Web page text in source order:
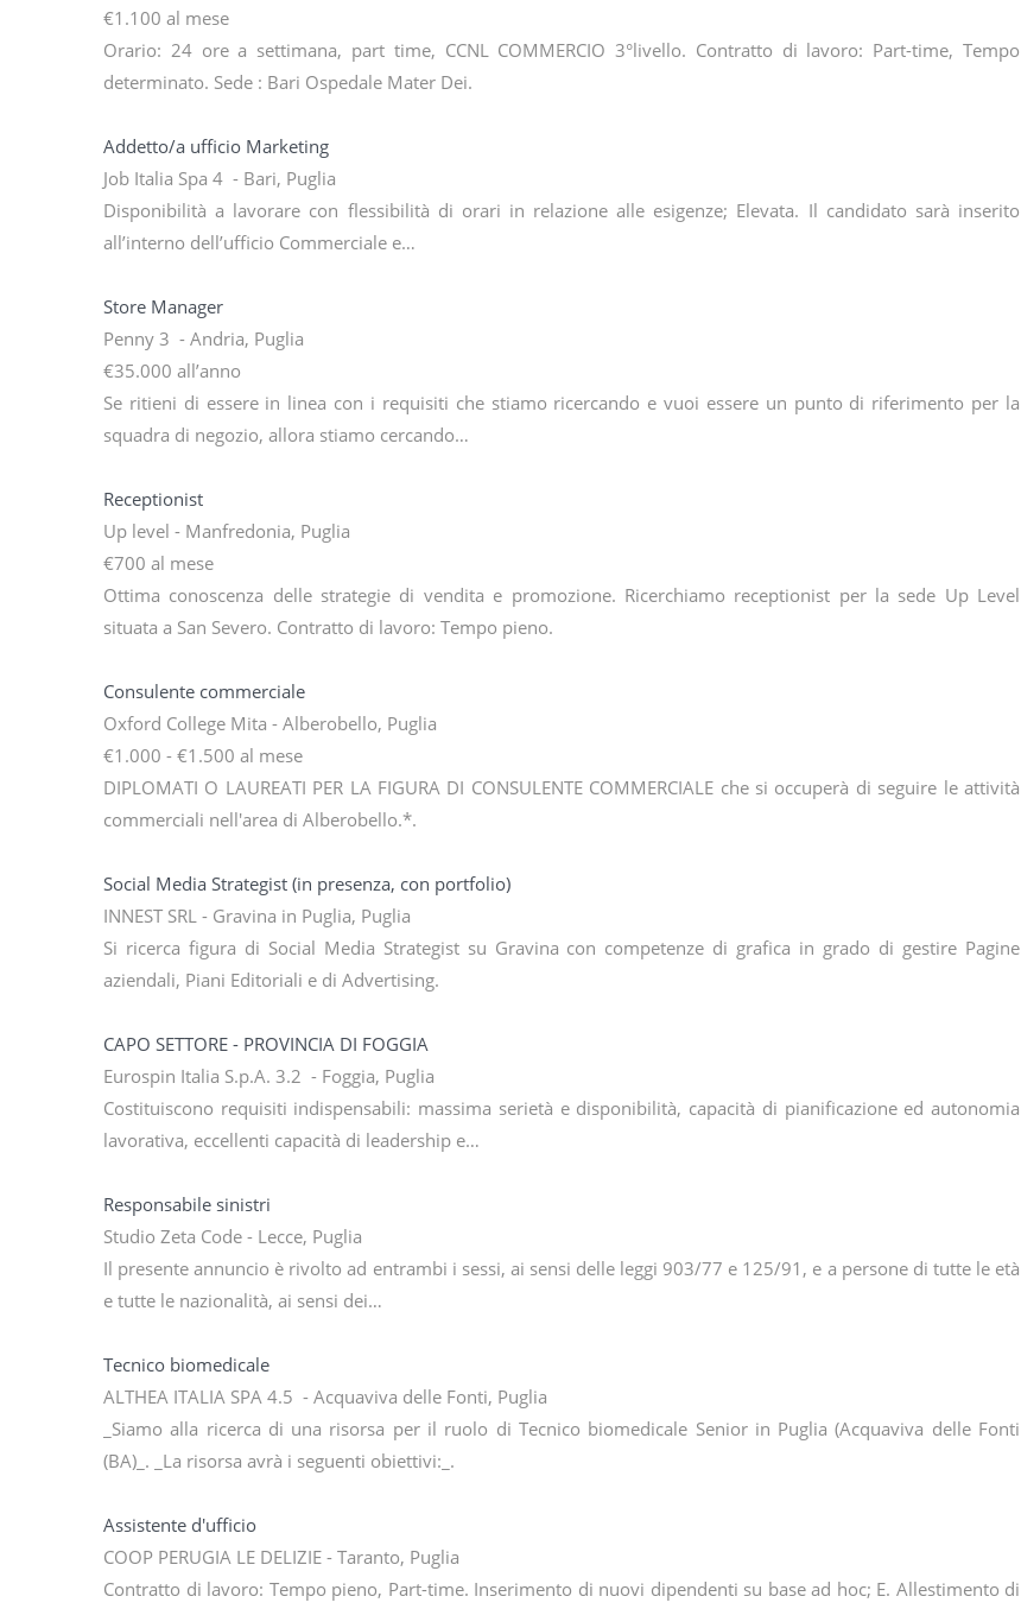
€1.100 al mese
Orario: 24 ore a settimana, part time, CCNL COMMERCIO 3°livello. Contratto di lavoro: Part-time, Tempo
determinato. Sede : Bari Ospedale Mater Dei.
Addetto/a ufficio Marketing
Job Italia Spa 4 - Bari, Puglia
Disponibilità a lavorare con flessibilità di orari in relazione alle esigenze; Elevata. Il candidato sarà inserito
all’interno dell’ufficio Commerciale e…
Store Manager
Penny 3 - Andria, Puglia
€35.000 all’anno
Se ritieni di essere in linea con i requisiti che stiamo ricercando e vuoi essere un punto di riferimento per la
squadra di negozio, allora stiamo cercando…
Receptionist
Up level - Manfredonia, Puglia
€700 al mese
Ottima conoscenza delle strategie di vendita e promozione. Ricerchiamo receptionist per la sede Up Level
situata a San Severo. Contratto di lavoro: Tempo pieno.
Consulente commerciale
Oxford College Mita - Alberobello, Puglia
€1.000 - €1.500 al mese
DIPLOMATI O LAUREATI PER LA FIGURA DI CONSULENTE COMMERCIALE che si occuperà di seguire le attività
commerciali nell'area di Alberobello.*.
Social Media Strategist (in presenza, con portfolio)
INNEST SRL - Gravina in Puglia, Puglia
Si ricerca figura di Social Media Strategist su Gravina con competenze di grafica in grado di gestire Pagine
aziendali, Piani Editoriali e di Advertising.
CAPO SETTORE - PROVINCIA DI FOGGIA
Eurospin Italia S.p.A. 3.2 - Foggia, Puglia
Costituiscono requisiti indispensabili: massima serietà e disponibilità, capacità di pianificazione ed autonomia
lavorativa, eccellenti capacità di leadership e…
Responsabile sinistri
Studio Zeta Code - Lecce, Puglia
Il presente annuncio è rivolto ad entrambi i sessi, ai sensi delle leggi 903/77 e 125/91, e a persone di tutte le età
e tutte le nazionalità, ai sensi dei…
Tecnico biomedicale
ALTHEA ITALIA SPA 4.5 - Acquaviva delle Fonti, Puglia
_Siamo alla ricerca di una risorsa per il ruolo di Tecnico biomedicale Senior in Puglia (Acquaviva delle Fonti
(BA)_. _La risorsa avrà i seguenti obiettivi:_.
Assistente d'ufficio
COOP PERUGIA LE DELIZIE - Taranto, Puglia
Contratto di lavoro: Tempo pieno, Part-time. Inserimento di nuovi dipendenti su base ad hoc; E. Allestimento di